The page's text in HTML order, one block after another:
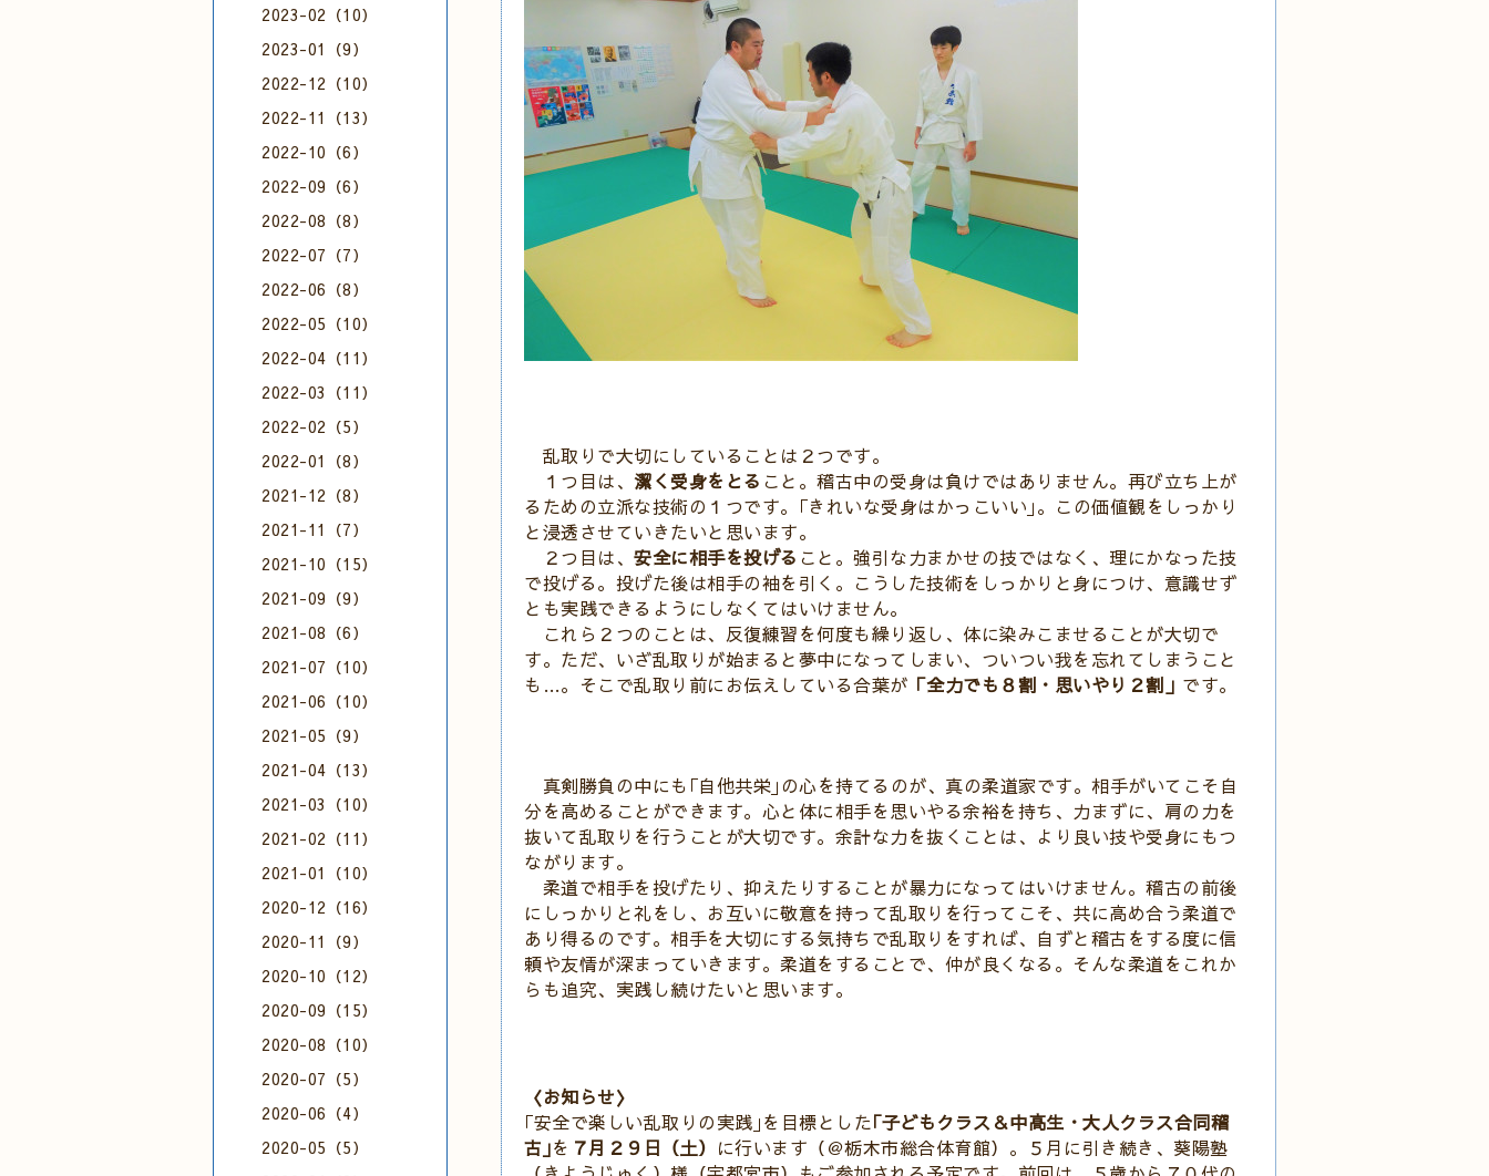
乱取りで大切にしていることは２つです。
１つ目は、 潔く受身をとる こと。稽古中の受身は負けではありません。再び立ち上が
るための立派な技術の１つです。｢きれいな受身はかっこいい｣。この価値観をしっかり
と浸透させていきたいと思います。
２つ目は、 安全に相手を投げる こと。強引な力まかせの技ではなく、理にかなった技
で投げる。投げた後は相手の袖を引く。こうした技術をしっかりと身につけ、意識せず
とも実践できるようにしなくてはいけません。
これら２つのことは、反復練習を何度も繰り返し、体に染みこませることが大切で
す。ただ、いざ乱取りが始まると夢中になってしまい、ついつい我を忘れてしまうこと
も…。そこで乱取り前にお伝えしている合葉が 「全力でも８割・思いやり２割」 です。
真剣勝負の中にも｢自他共栄｣の心を持てるのが、真の柔道家です。相手がいてこそ自
分を高めることができます。心と体に相手を思いやる余裕を持ち、力まずに、肩の力を
抜いて乱取りを行うことが大切です。余計な力を抜くことは、より良い技や受身にもつ
ながります。
柔道で相手を投げたり、抑えたりすることが暴力になってはいけません。稽古の前後
にしっかりと礼をし、お互いに敬意を持って乱取りを行ってこそ、共に高め合う柔道で
あり得るのです。相手を大切にする気持ちで乱取りをすれば、自ずと稽古をする度に信
頼や友情が深まっていきます。柔道をすることで、仲が良くなる。そんな柔道をこれか
らも追究、実践し続けたいと思います。
〈お知らせ〉
｢安全で楽しい乱取りの実践｣を目標とした｢子どもクラス＆中高生・大人クラス合同稽
古｣を ７月２９日（土） に行います（＠栃木市総合体育館）。５月に引き続き、葵陽塾
2023-02（10）
2023-01（9）
2022-12（10）
2022-11（13）
2022-10（6）
2022-09（6）
2022-08（8）
2022-07（7）
2022-06（8）
2022-05（10）
2022-04（11）
2022-03（11）
2022-02（5）
2022-01（8）
2021-12（8）
2021-11（7）
2021-10（15）
2021-09（9）
2021-08（6）
2021-07（10）
2021-06（10）
2021-05（9）
2021-04（13）
2021-03（10）
2021-02（11）
2021-01（10）
2020-12（16）
2020-11（9）
2020-10（12）
2020-09（15）
2020-08（10）
2020-07（5）
2020-06（4）
2020-05（5）